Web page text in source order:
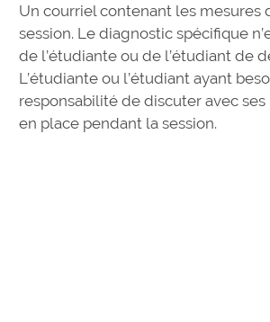
Un courriel contenant les mesures
session. Le diagnostic spécifique
de l’étudiante ou de l’étudiant de
L’étudiante ou l’étudiant ayant
responsabilité de discuter avec
en place pendant la session.